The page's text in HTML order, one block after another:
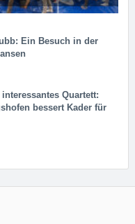
Ein Besuch in der
Quar­tett:
bessert Kader für